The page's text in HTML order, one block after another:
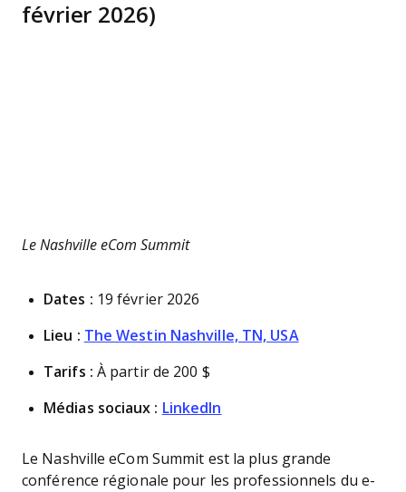
février 2026)
Le Nashville eCom Summit
Dates : 19 février 2026
Lieu : The Westin Nashville, TN, USA
Tarifs : À partir de 200 $
Médias sociaux : LinkedIn
Le Nashville eCom Summit est la plus grande
conférence régionale pour les professionnels du e-